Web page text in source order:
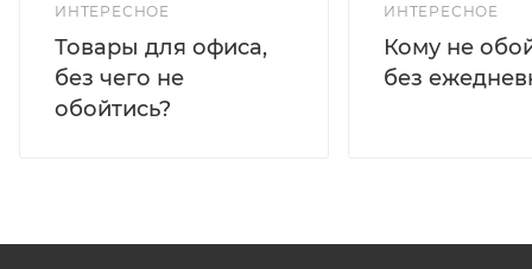
ИНТЕРЕСНОЕ
Товары для офиса,
без чего не
обойтись?
ИНТЕРЕСНОЕ
Кому не
без